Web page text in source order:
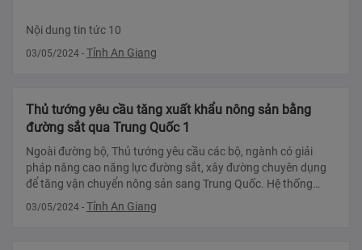
Nội dung tin tức 10
03/05/2024 - Tỉnh An Giang
Thủ tướng yêu cầu tăng xuất khẩu nông sản bằng
đường sắt qua Trung Quốc 1
Ngoài đường bộ, Thủ tướng yêu cầu các bộ, ngành có giải
pháp nâng cao năng lực đường sắt, xây đường chuyên dụng
để tăng vận chuyển nông sản sang Trung Quốc. Hệ thống
logistics (phương thức v??
03/05/2024 - Tỉnh An Giang